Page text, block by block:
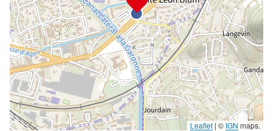
Leaflet | © IGN maps.